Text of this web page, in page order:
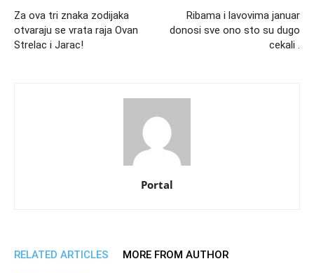
Za ova tri znaka zodijaka
otvaraju se vrata raja Ovan
Strelac i Jarac!
Ribama i lavovima januar
donosi sve ono sto su dugo
cekali .
Portal
RELATED ARTICLES MORE FROM AUTHOR